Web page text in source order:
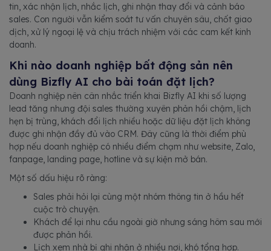
tin, xác nhận lịch, nhắc lịch, ghi nhận thay đổi và cảnh báo
sales. Con người vẫn kiểm soát tư vấn chuyên sâu, chốt giao
dịch, xử lý ngoại lệ và chịu trách nhiệm với các cam kết kinh
doanh.
Khi nào doanh nghiệp bất động sản nên
dùng Bizfly AI cho bài toán đặt lịch?
Doanh nghiệp nên cân nhắc triển khai Bizfly AI khi số lượng
lead tăng nhưng đội sales thường xuyên phản hồi chậm, lịch
hẹn bị trùng, khách đổi lịch nhiều hoặc dữ liệu đặt lịch không
được ghi nhận đầy đủ vào CRM. Đây cũng là thời điểm phù
hợp nếu doanh nghiệp có nhiều điểm chạm như website, Zalo,
fanpage, landing page, hotline và sự kiện mở bán.
Một số dấu hiệu rõ ràng:
Sales phải hỏi lại cùng một nhóm thông tin ở hầu hết
cuộc trò chuyện.
Khách để lại nhu cầu ngoài giờ nhưng sáng hôm sau mới
được phản hồi.
Lịch xem nhà bị ghi nhận ở nhiều nơi, khó tổng hợp.